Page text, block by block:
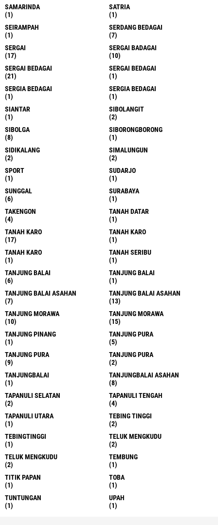
SAMARINDA
(1)
SATRIA
(1)
SEIRAMPAH
(1)
SERDANG BEDAGAI
(7)
SERGAI
(17)
SERGAI BADAGAI
(10)
SERGAI BEDAGAI
(21)
SERGAI BEDAGAI
(1)
SERGIA BEDAGAI
(1)
SERGIA BEDAGAI
(1)
SIANTAR
(1)
SIBOLANGIT
(2)
SIBOLGA
(8)
SIBORONGBORONG
(1)
SIDIKALANG
(2)
SIMALUNGUN
(2)
SPORT
(1)
SUDARJO
(1)
SUNGGAL
(6)
SURABAYA
(1)
TAKENGON
(4)
TANAH DATAR
(1)
TANAH KARO
(17)
TANAH KARO
(1)
TANAH KARO
(1)
TANAH SERIBU
(1)
TANJUNG BALAI
(6)
TANJUNG BALAI
(1)
TANJUNG BALAI ASAHAN
(7)
TANJUNG BALAI ASAHAN
(13)
TANJUNG MORAWA
(10)
TANJUNG MORAWA
(15)
TANJUNG PINANG
(1)
TANJUNG PURA
(5)
TANJUNG PURA
(9)
TANJUNG PURA
(2)
TANJUNGBALAI
(1)
TANJUNGBALAI ASAHAN
(8)
TAPANULI SELATAN
(2)
TAPANULI TENGAH
(4)
TAPANULI UTARA
(1)
TEBING TINGGI
(2)
TEBINGTINGGI
(1)
TELUK MENGKUDU
(2)
TELUK MENGKUDU
(2)
TEMBUNG
(1)
TITIK PAPAN
(1)
TOBA
(1)
TUNTUNGAN
(1)
UPAH
(1)